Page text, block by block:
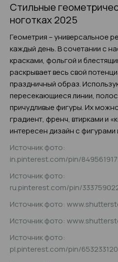
Стильные
ноготках 2025
Геометрия – универсальное
каждый день. В сочетании с
красками, фольгой и
раскрывает весь свой
праздничный образ.
пересекающиеся линии,
причудливые фигуры. Их
градиент, френч, втирками и
интересен дизайн с фигурами
Источник фото:
in.pinterest.com/pin/
Источник фото:
ru.pinterest.com/pin/
Источник фото:
Источник фото:
Источник фото:
pl.pinterest.com/pin/